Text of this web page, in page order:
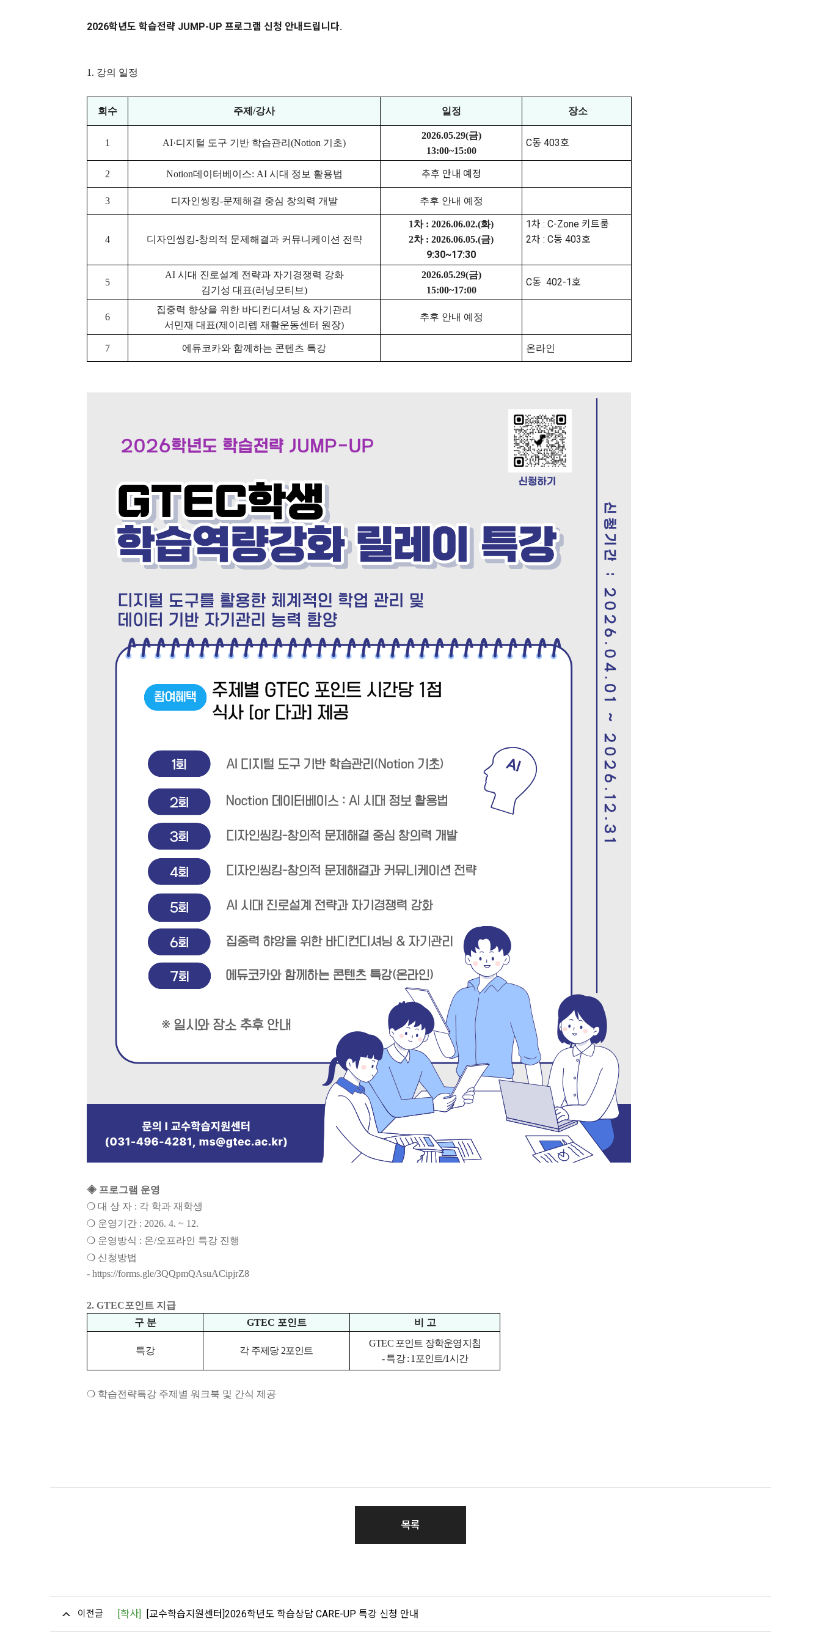
2026학년도 학습전략 JUMP-UP 프로그램 신청 안내드립니다.
1. 강의 일정
회수 주제 /강사 일정 장소
1 AI·디지털 도구 기반 학습관리 (Notion 기초)
2026.05.29(금)
13:00~15:00
C동 403호
2 Notion데이터베이스: AI 시대 정보 활용법 추후 안내 예정
3 디자인씽킹-문제해결 중심 창의력 개발 추후 안내 예정
4 디자인씽킹-창의적 문제해결과 커뮤니케이션 전략
1차 : 2026.06.02.(화)
2차 : 2026.06.05.(금)
9:30~17:30
1차 : C-Zone 키트룸
2차 : C동 403호
5
AI 시대 진로설계 전략과 자기경쟁력 강화
김기성 대표(러닝모티브)
2026.05.29(금)
15:00~17:00
C동 402-1호
6
집중력 향상을 위한 바디컨디셔닝 & 자기관리
서민재 대표(제이리렙 재활운동센터 원장)
추후 안내 예정
7 에듀코카와 함께하는 콘텐츠 특강 온라인
◈ 프로그램 운영
❍ 대 상 자 : 각 학과 재학생
❍ 운영기간 : 2026. 4. ~ 12.
❍ 운영방식 : 온/오프라인 특강 진행
❍ 신청방법
- https://forms.gle/3QQpmQAsuACipjrZ8
2. GTEC포인트 지급
구 분
GTEC 포인트 비 고
특강 각 주제당 2포인트
GTEC 포인트 장학운영지침
-특강: 1 포인트/1시간
❍ 학습전략특강 주제별 워크북 및 간식 제공
목록
이전글 [학사] [교수학습지원센터]2026학년도 학습상담 CARE-UP 특강 신청 안내